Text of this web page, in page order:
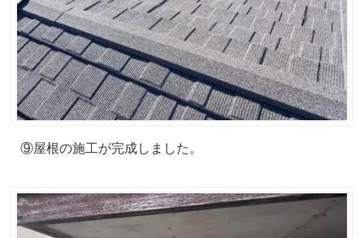
⑨屋根の施工が完成しました。